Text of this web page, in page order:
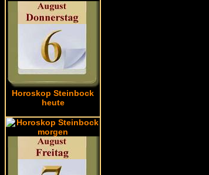
Horoskop Steinbock
heute